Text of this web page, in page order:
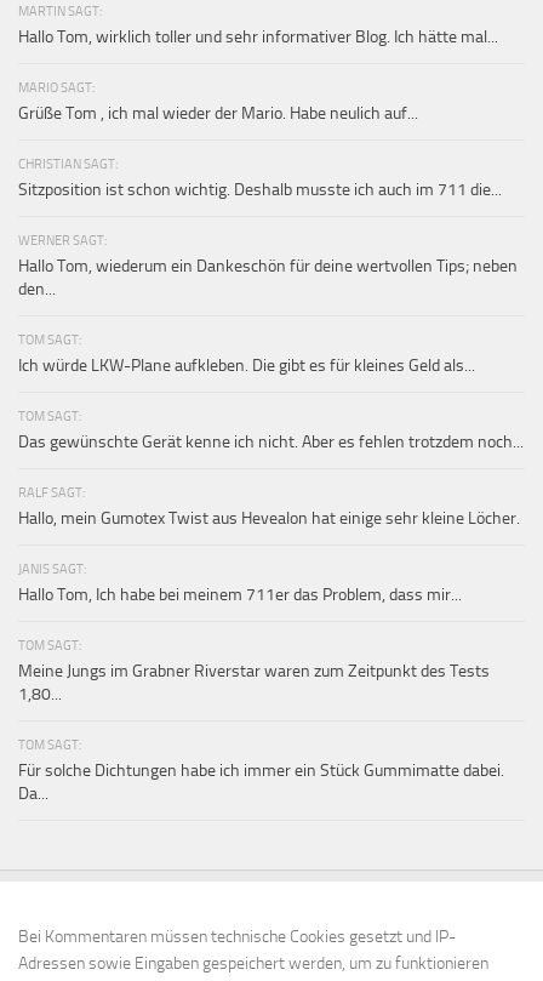
MARTIN SAGT:
Hallo Tom, wirklich toller und sehr informativer Blog. Ich hätte mal...
MARIO SAGT:
Grüße Tom , ich mal wieder der Mario. Habe neulich auf...
CHRISTIAN SAGT:
Sitzposition ist schon wichtig. Deshalb musste ich auch im 711 die...
WERNER SAGT:
Hallo Tom, wiederum ein Dankeschön für deine wertvollen Tips; neben
den...
TOM SAGT:
Ich würde LKW-Plane aufkleben. Die gibt es für kleines Geld als...
TOM SAGT:
Das gewünschte Gerät kenne ich nicht. Aber es fehlen trotzdem noch...
RALF SAGT:
Hallo, mein Gumotex Twist aus Hevealon hat einige sehr kleine Löcher.
JANIS SAGT:
Hallo Tom, Ich habe bei meinem 711er das Problem, dass mir...
TOM SAGT:
Meine Jungs im Grabner Riverstar waren zum Zeitpunkt des Tests
1,80...
TOM SAGT:
Für solche Dichtungen habe ich immer ein Stück Gummimatte dabei.
Da...
Bei Kommentaren müssen technische Cookies gesetzt und IP-
Adressen sowie Eingaben gespeichert werden, um zu funktionieren